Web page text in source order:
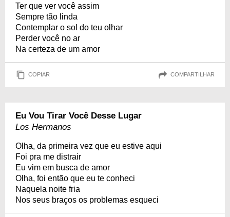
Ter que ver você assim
Sempre tão linda
Contemplar o sol do teu olhar
Perder você no ar
Na certeza de um amor
COPIAR COMPARTILHAR
Eu Vou Tirar Você Desse Lugar
Los Hermanos
Olha, da primeira vez que eu estive aqui
Foi pra me distrair
Eu vim em busca de amor
Olha, foi então que eu te conheci
Naquela noite fria
Nos seus braços os problemas esqueci